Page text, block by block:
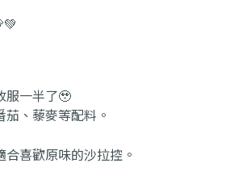
服一半了🥹
、藜麥等配料。
喜歡原味的沙拉控。